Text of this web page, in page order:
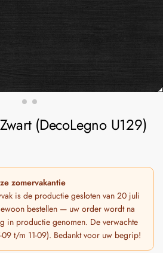
(DecoLegno U129)
zomervakantie
is de productie gesloten van 20 juli
bestellen — uw order wordt na
in productie genomen. De verwachte
09 t/m 11-09). Bedankt voor uw begrip!